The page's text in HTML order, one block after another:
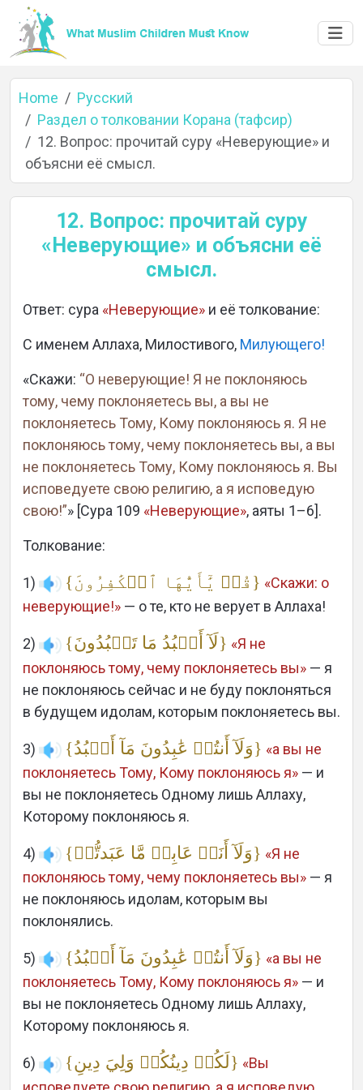
Home
Home
Русский
Раздел о толковании Корана (тафсир)
12. Вопрос: прочитай суру «Неверующие» и
объясни её смысл.
12. Вопрос: прочитай суру
«Неверующие» и объясни её
смысл.
Ответ: сура «Неверующие» и её толкование:
С именем Аллаха, Милостивого, Милующего!
«Скажи: “О неверующие! Я не поклоняюсь
тому, чему поклоняетесь вы, а вы не
поклоняетесь Тому, Кому поклоняюсь я. Я не
поклоняюсь тому, чему поклоняетесь вы, а вы
не поклоняетесь Тому, Кому поклоняюсь я. Вы
исповедуете свою религию, а я исповедую
свою!”» [Сура 109 «Неверующие», аяты 1–6].
Толкование:
1) {قُلۡ يَٰٓأَيُّهَا ٱلۡكَٰفِرُونَ} «Скажи: о
неверующие!» — о те, кто не верует в Аллаха!
2) {لَآ أَعۡبُدُ مَا تَعۡبُدُونَ} «Я не
поклоняюсь тому, чему поклоняетесь вы» — я
не поклоняюсь сейчас и не буду поклоняться
в будущем идолам, которым поклоняетесь вы.
3) {وَلَآ أَنتُمۡ عَٰبِدُونَ مَآ أَعۡبُدُ} «а вы не
поклоняетесь Тому, Кому поклоняюсь я» — и
вы не поклоняетесь Одному лишь Аллаху,
Которому поклоняюсь я.
4) {وَلَآ أَنَا۠ عَابِدٞ مَّا عَبَدتُّمۡ} «Я не
поклоняюсь тому, чему поклоняетесь вы» — я
не поклоняюсь идолам, которым вы
поклонялись.
5) {وَلَآ أَنتُمۡ عَٰبِدُونَ مَآ أَعۡبُدُ} «а вы не
поклоняетесь Тому, Кому поклоняюсь я» — и
вы не поклоняетесь Одному лишь Аллаху,
Которому поклоняюсь я.
6) {لَكُمۡ دِينُكُمۡ وَلِيَ دِينِ} «Вы